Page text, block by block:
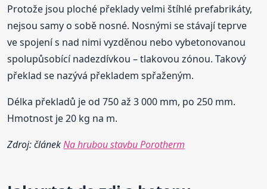
Protože jsou ploché překlady velmi štíhlé prefabrikáty,
nejsou samy o sobě nosné. Nosnými se stávají teprve
ve spojení s nad nimi vyzděnou nebo vybetonovanou
spolupůsobící nadezdívkou – tlakovou zónou. Takový
překlad se nazývá překladem spřaženým.
Délka překladů je od 750 až 3 000 mm, po 250 mm.
Hmotnost je 20 kg na m.
Zdroj: článekNa hrubou stavbu Porotherm